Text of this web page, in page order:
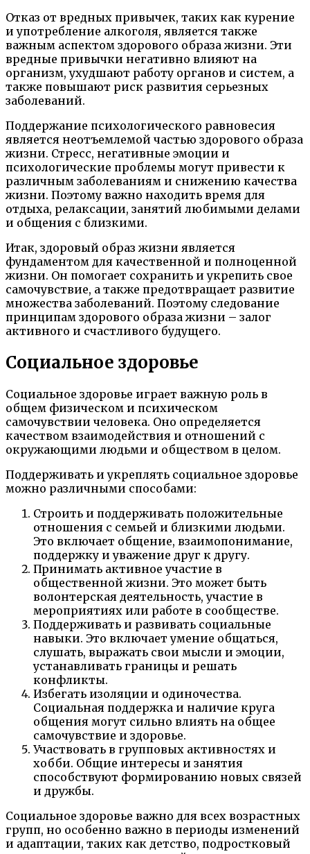
Отказ от вредных привычек, таких как курение
и употребление алкоголя, является также
важным аспектом здорового образа жизни. Эти
вредные привычки негативно влияют на
организм, ухудшают работу органов и систем, а
также повышают риск развития серьезных
заболеваний.
Поддержание психологического равновесия
является неотъемлемой частью здорового образа
жизни. Стресс, негативные эмоции и
психологические проблемы могут привести к
различным заболеваниям и снижению качества
жизни. Поэтому важно находить время для
отдыха, релаксации, занятий любимыми делами
и общения с близкими.
Итак, здоровый образ жизни является
фундаментом для качественной и полноценной
жизни. Он помогает сохранить и укрепить свое
самочувствие, а также предотвращает развитие
множества заболеваний. Поэтому следование
принципам здорового образа жизни – залог
активного и счастливого будущего.
Социальное здоровье
Социальное здоровье играет важную роль в
общем физическом и психическом
самочувствии человека. Оно определяется
качеством взаимодействия и отношений с
окружающими людьми и обществом в целом.
Поддерживать и укреплять социальное здоровье
можно различными способами:
Строить и поддерживать положительные
отношения с семьей и близкими людьми.
Это включает общение, взаимопонимание,
поддержку и уважение друг к другу.
Принимать активное участие в
общественной жизни. Это может быть
волонтерская деятельность, участие в
мероприятиях или работе в сообществе.
Поддерживать и развивать социальные
навыки. Это включает умение общаться,
слушать, выражать свои мысли и эмоции,
устанавливать границы и решать
конфликты.
Избегать изоляции и одиночества.
Социальная поддержка и наличие круга
общения могут сильно влиять на общее
самочувствие и здоровье.
Участвовать в групповых активностях и
хобби. Общие интересы и занятия
способствуют формированию новых связей
и дружбы.
Социальное здоровье важно для всех возрастных
групп, но особенно важно в периоды изменений
и адаптации, таких как детство, подростковый